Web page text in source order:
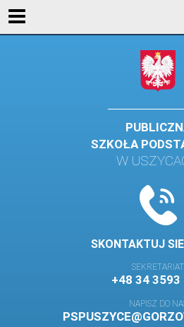
SZKOŁA
W
SKONTAKTUJ
SEKRETARIAT
+48 34 3593
NAPISZ DO